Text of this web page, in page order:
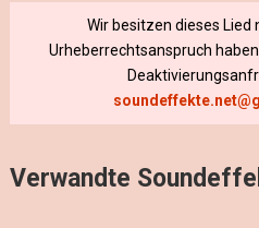
Wir besitzen dieses Lied
Urheberrechtsanspruch
Verwandte